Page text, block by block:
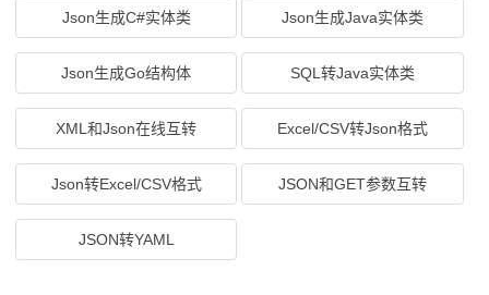
Json生成C#实体类 Json生成Java实体类
Json生成Go结构体 SQL转Java实体类
XML和Json在线互转 Excel/CSV转Json格式
Json转Excel/CSV格式 JSON和GET参数互转
JSON转YAML